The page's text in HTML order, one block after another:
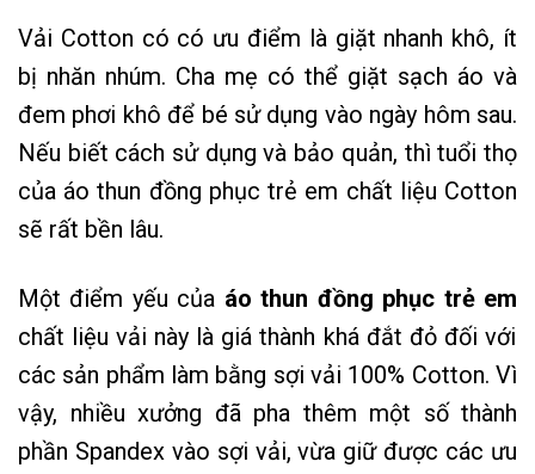
Vải Cotton có có ưu điểm là giặt nhanh khô, ít
bị nhăn nhúm. Cha mẹ có thể giặt sạch áo và
đem phơi khô để bé sử dụng vào ngày hôm sau.
Nếu biết cách sử dụng và bảo quản, thì tuổi thọ
của áo thun đồng phục trẻ em chất liệu Cotton
sẽ rất bền lâu.
Một điểm yếu của áo thun đồng phục trẻ em
chất liệu vải này là giá thành khá đắt đỏ đối với
các sản phẩm làm bằng sợi vải 100% Cotton. Vì
vậy, nhiều xưởng đã pha thêm một số thành
phần Spandex vào sợi vải, vừa giữ được các ưu